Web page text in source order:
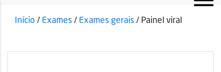
Início / Exames / Exames gerais / Painel viral